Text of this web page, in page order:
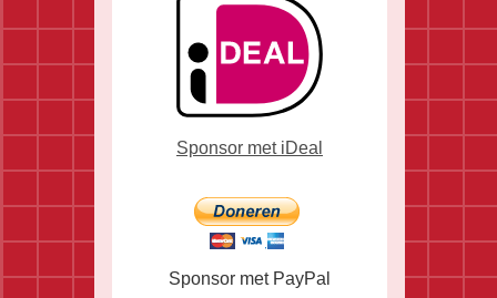
Sponsor met iDeal
Sponsor met PayPal